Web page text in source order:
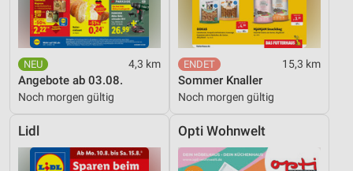
4,3 km
Angebote ab 03.08.
Noch morgen gültig
15,3 km
Sommer Knaller
Noch morgen gültig
Lidl Opti Wohnwelt